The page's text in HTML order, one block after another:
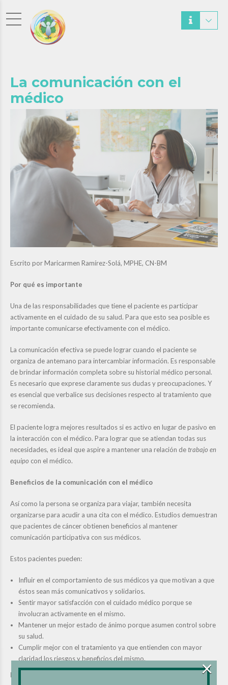
La comunicación con el
médico
Escrito por Maricarmen Ramírez-Solá, MPHE, CN-BM
Por qué es importante
Una de las responsabilidades que tiene el paciente es participar
activamente en el cuidado de su salud. Para que esto sea posible es
importante comunicarse efectivamente con el médico.
La comunicación efectiva se puede lograr cuando el paciente se
organiza de antemano para intercambiar información. Es responsable
de brindar información completa sobre su historial médico personal.
Es necesario que exprese claramente sus dudas y preocupaciones. Y
es esencial que verbalice sus decisiones respecto al tratamiento que
se recomienda.
El paciente logra mejores resultados si es activo en lugar de pasivo en
la interacción con el médico. Para lograr que se atiendan todas sus
necesidades, es ideal que aspire a mantener una relación detrabajo en
equipo con el médico.
Beneficios de la comunicación con el médico
Así como la persona se organiza para viajar, también necesita
organizarse para acudir a una cita con el médico. Estudios demuestran
que pacientes de cáncer obtienen beneficios al mantener
comunicación participativa con sus médicos.
Estos pacientes pueden:
Influir en el comportamiento de sus médicos ya que motivan a que
éstos sean más comunicativos y solidarios.
Sentir mayor satisfacción con el cuidado médico porque se
involucran activamente en el mismo.
Mantener un mejor estado de ánimo porque asumen control sobre
su salud.
Cumplir mejor con el tratamiento ya que entienden con mayor
claridad los riesgos y beneficios del mismo.
Ideas para la comunicación con el médico
×